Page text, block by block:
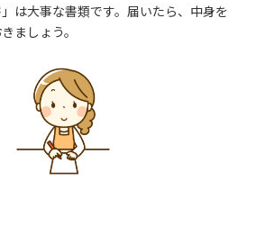
」は大事な書類です。届いたら、中身を
ましょう。